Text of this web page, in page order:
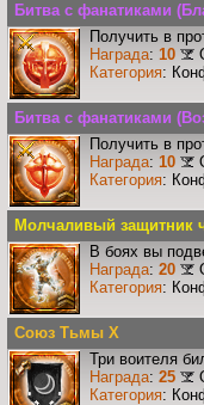
Битва с фанатиками
Получить в
Награда: 10
Категория:
Битва с фанатиками
Получить в
Награда: 10
Категория:
Молчаливый защитник
В боях вы
Награда: 20
Категория:
Союз Тьмы X
Три воителя
Награда: 25
Категория: